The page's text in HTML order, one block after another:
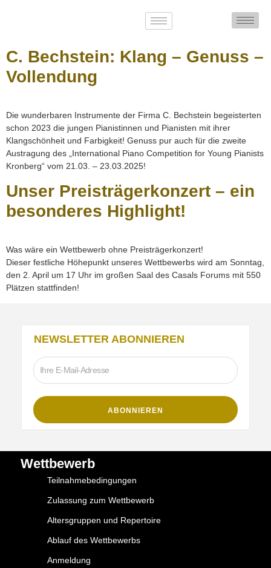
C. Bechstein: Klang – Genuss –
Vollendung
Die wunderbaren Instrumente der Firma C. Bechstein begeisterten
schon 2023 die jungen Pianistinnen und Pianisten mit ihrer
Klangschönheit und Farbigkeit! Genuss pur auch für die zweite
Austragung des „International Piano Competition for Young Pianists
Kronberg“ vom 21.03. – 23.03.2025!
Unser Preisträgerkonzert – ein
besonderes Highlight!
Was wäre ein Wettbewerb ohne Preisträgerkonzert!
Dieser festliche Höhepunkt unseres Wettbewerbs wird am Sonntag,
den 2. April um 17 Uhr im großen Saal des Casals Forums mit 550
Plätzen stattfinden!
NEWSLETTER ABONNIEREN
Wettbewerb
Teilnahmebedingungen
Zulassung zum Wettbewerb
Altersgruppen und Repertoire
Ablauf des Wettbewerbs
Anmeldung